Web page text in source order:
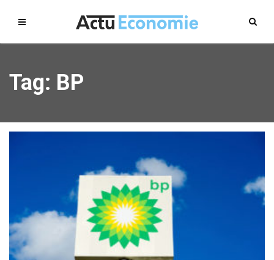
Tag: BP